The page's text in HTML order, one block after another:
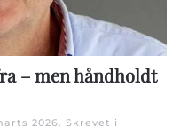
– men håndholdt
2026. Skrevet i